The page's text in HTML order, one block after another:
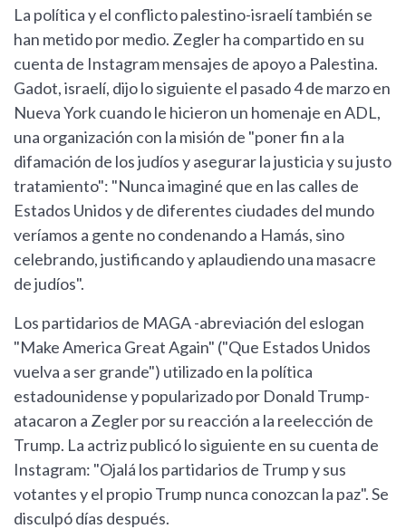
La política y el conflicto palestino-israelí también se
han metido por medio. Zegler ha compartido en su
cuenta de Instagram mensajes de apoyo a Palestina.
Gadot, israelí, dijo lo siguiente el pasado 4 de marzo en
Nueva York cuando le hicieron un homenaje en ADL,
una organización con la misión de "poner fin a la
difamación de los judíos y asegurar la justicia y su justo
tratamiento": "Nunca imaginé que en las calles de
Estados Unidos y de diferentes ciudades del mundo
veríamos a gente no condenando a Hamás, sino
celebrando, justificando y aplaudiendo una masacre
de judíos".
Los partidarios de MAGA -abreviación del eslogan
"Make America Great Again" ("Que Estados Unidos
vuelva a ser grande") utilizado en la política
estadounidense y popularizado por Donald Trump-
atacaron a Zegler por su reacción a la reelección de
Trump. La actriz publicó lo siguiente en su cuenta de
Instagram: "Ojalá los partidarios de Trump y sus
votantes y el propio Trump nunca conozcan la paz". Se
disculpó días después.